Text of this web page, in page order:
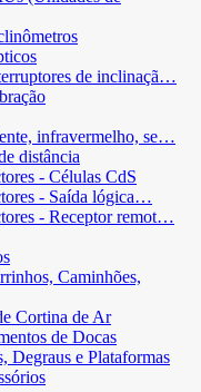
de inclinaçã…
infravermelho, se…
distância
- Células CdS
- Saída lógica…
- Receptor remot…
Caminhões,
Cortina de Ar
de Docas
Degraus e Plataformas